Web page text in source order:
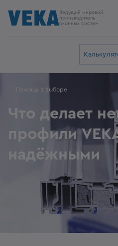
Ведущий мировой
производитель
оконных систем
Помощь в выборе
Что делает
профили
надёжными